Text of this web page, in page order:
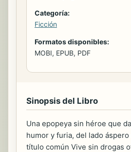
Categoría:
Ficción
Formatos disponibles:
MOBI, EPUB, PDF
Sinopsis del Libro
Una epopeya sin héroe que
humor y furia, del lado áspero
título común Vive sin drogas